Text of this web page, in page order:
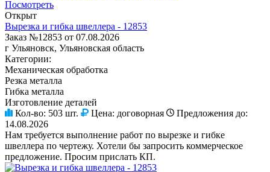
Посмотреть
Открыт
Вырезка и гибка швеллера - 12853
Заказ №12853 от 07.08.2026
г Ульяновск, Ульяновская область
Категории:
Механическая обработка
Резка металла
Гибка металла
Изготовление деталей
Кол-во: 503 шт. Цена: договорная
Предложения до:
14.08.2026
Нам требуется выполнение работ по вырезке и гибке
швеллера по чертежу. Хотели бы запросить коммерческое
предложение. Просим прислать КП.